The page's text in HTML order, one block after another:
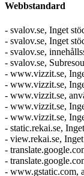
Webbstandard
- svalov.se, Inget
- svalov.se, Inget
- svalov.se,
- svalov.se,
- www.vizzit.se,
- www.vizzit.se,
- www.vizzit.se,
- www.vizzit.se,
- www.vizzit.se,
- static.rekai.se,
- view.rekai.se,
-
-
- www.gstatic.com,